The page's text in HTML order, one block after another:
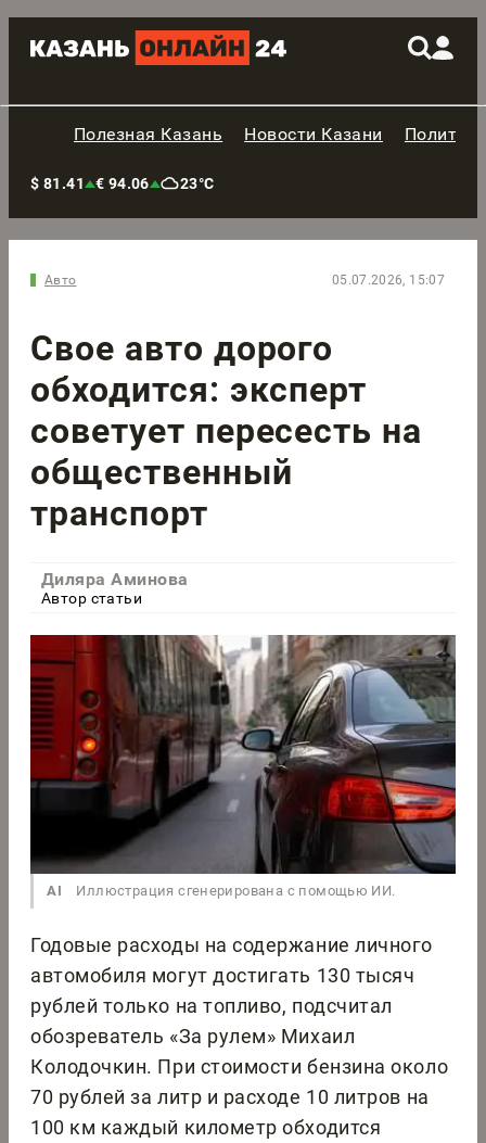
Полезная Казань Новости Казани
$ 81.41 € 94.06 23°C
Авто 05.07.2026, 15:07
Свое авто дорого
обходится: эксперт
советует пересесть на
общественный
транспорт
Диляра Аминова
Автор статьи
AI Иллюстрация сгенерирована с помощью ИИ.
Годовые расходы на содержание личного
автомобиля могут достигать 130 тысяч
рублей только на топливо, подсчитал
обозреватель «За рулем» Михаил
Колодочкин. При стоимости бензина около
70 рублей за литр и расходе 10 литров на
100 км каждый километр обходится